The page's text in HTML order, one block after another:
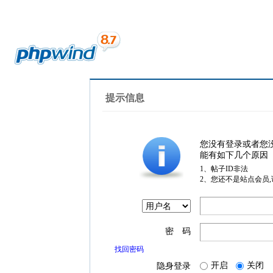
提示信息
您没有登录或者您
能有如下几个原因
1、帖子ID非法
2、您还不是站点会员
密 码
找回密码
隐身登录 开启 关闭